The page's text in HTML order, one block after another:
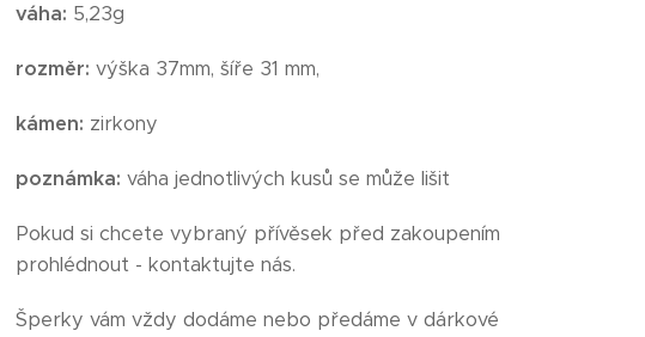
váha: 5,23g
rozměr:výška 37mm, šíře 31 mm,
kámen: zirkony
poznámka: váha jednotlivých kusů se může lišit
Pokud si chcete vybraný přívěsek před zakoupením
prohlédnout - kontaktujte nás.
Šperky vám vždy dodáme nebo předáme v dárkové